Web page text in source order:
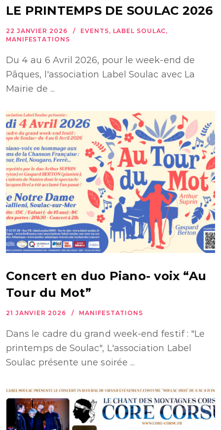
LE PRINTEMPS DE SOULAC 2026
22 JANVIER 2026 EVENTS, LABEL SOULAC,
MANIFESTATIONS
Du 4 au 6 Avril 2026, pour le week-end de
Pâques, l'association Label Soulac avec La
Mairie de ...
Concert en duo Piano- voix “Au
Tour du Mot”
21 JANVIER 2026 MANIFESTATIONS
Dans le cadre du grand week-end festif : "Le
printemps de Soulac", L'association Label
Soulac présente une soirée ...